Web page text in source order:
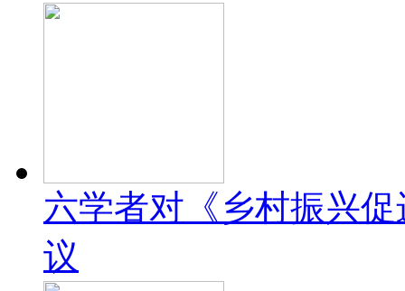
六学者对《乡村振兴
议